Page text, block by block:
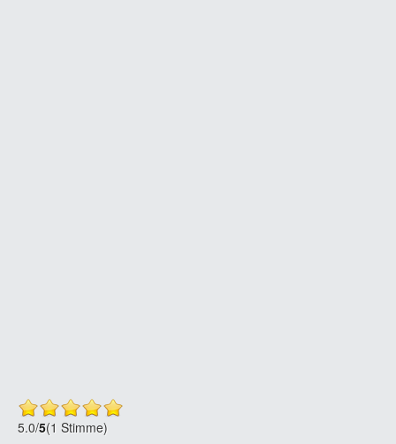
5.0/5(1 Stimme)